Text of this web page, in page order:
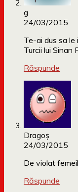
g
24/03/2015
Te-ai dus sa le
Turcii lui Sinan
Răspunde
Dragoș
24/03/2015
De violat
Răspunde